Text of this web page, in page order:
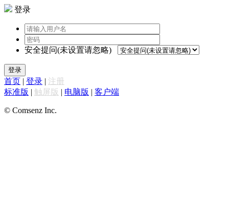
登录
安全提问(未设置请忽略)
登录
首页 | 登录 | 注册
标准版 | 触屏版 | 电脑版 | 客户端
© Comsenz Inc.